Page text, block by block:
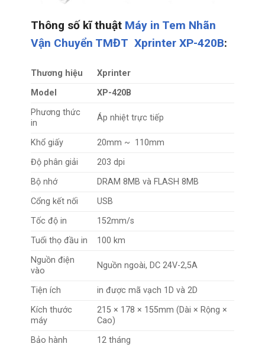
Thông số kĩ thuậtMáy in Tem Nhãn
Vận Chuyển TMĐT Xprinter XP-420B:
Thương hiệu
Xprinter
Model
XP-420B
Phương thức
in
Áp nhiệt trực tiếp
Khổ giấy
20mm ~ 110mm
Độ phân giải
203 dpi
Bộ nhớ
DRAM 8MB và FLASH 8MB
Cổng kết nối
USB
Tốc độ in
152mm/s
Tuổi thọ đầu in
100 km
Nguồn điện
vào
Nguồn ngoài, DC 24V-2,5A
Tiện ích
in được mã vạch 1D và 2D
Kích thước
máy
215 × 178 × 155mm (Dài × Rộng ×
Cao)
Bảo hành
12 tháng